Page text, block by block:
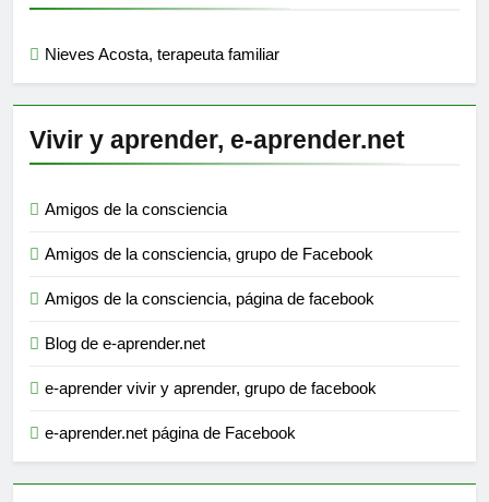
Nieves Acosta, terapeuta familiar
Vivir y aprender, e-aprender.net
Amigos de la consciencia
Amigos de la consciencia, grupo de Facebook
Amigos de la consciencia, página de facebook
Blog de e-aprender.net
e-aprender vivir y aprender, grupo de facebook
e-aprender.net página de Facebook